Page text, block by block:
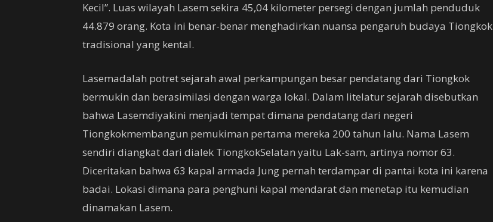
Kecil”. Luas wilayah Lasem sekira 45,04 kilometer persegi dengan jumlah penduduk
44.879 orang. Kota ini benar-benar menghadirkan nuansa pengaruh budaya Tiongkok
tradisional yang kental.
Lasemadalah potret sejarah awal perkampungan besar pendatang dari Tiongkok
bermukin dan berasimilasi dengan warga lokal. Dalam litelatur sejarah disebutkan
bahwa Lasemdiyakini menjadi tempat dimana pendatang dari negeri
Tiongkokmembangun pemukiman pertama mereka 200 tahun lalu. Nama Lasem
sendiri diangkat dari dialek TiongkokSelatan yaitu Lak-sam, artinya nomor 63.
Diceritakan bahwa 63 kapal armada Jung pernah terdampar di pantai kota ini karena
badai. Lokasi dimana para penghuni kapal mendarat dan menetap itu kemudian
dinamakan Lasem.